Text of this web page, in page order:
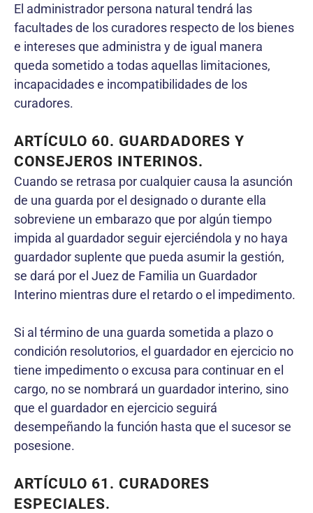
El administrador persona natural tendrá las
facultades de los curadores respecto de los bienes
e intereses que administra y de igual manera
queda sometido a todas aquellas limitaciones,
incapacidades e incompatibilidades de los
curadores.
ARTÍCULO 60. GUARDADORES Y
CONSEJEROS INTERINOS.
Cuando se retrasa por cualquier causa la asunción
de una guarda por el designado o durante ella
sobreviene un embarazo que por algún tiempo
impida al guardador seguir ejerciéndola y no haya
guardador suplente que pueda asumir la gestión,
se dará por el Juez de Familia un Guardador
Interino mientras dure el retardo o el impedimento.
Si al término de una guarda sometida a plazo o
condición resolutorios, el guardador en ejercicio no
tiene impedimento o excusa para continuar en el
cargo, no se nombrará un guardador interino, sino
que el guardador en ejercicio seguirá
desempeñando la función hasta que el sucesor se
posesione.
ARTÍCULO 61. CURADORES
ESPECIALES.